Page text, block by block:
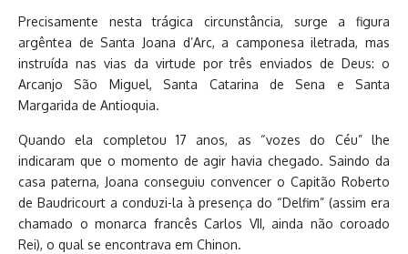
Precisamente nesta trágica circunstância, surge a figura
argêntea de Santa Joana d’Arc, a camponesa iletrada, mas
instruída nas vias da virtude por três enviados de Deus: o
Arcanjo São Miguel, Santa Catarina de Sena e Santa
Margarida de Antioquia.
Quando ela completou 17 anos, as “vozes do Céu” lhe
indicaram que o momento de agir havia chegado. Saindo da
casa paterna, Joana conseguiu convencer o Capitão Roberto
de Baudricourt a conduzi-la à presença do “Delfim” (assim era
chamado o monarca francês Carlos VII, ainda não coroado
Rei), o qual se encontrava em Chinon.